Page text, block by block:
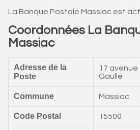
La Banque Postale Massiac est
Coordonnées La
Massiac
Adresse de la
Poste
17 avenue
Gaulle
Commune Massiac
Code Postal 15500